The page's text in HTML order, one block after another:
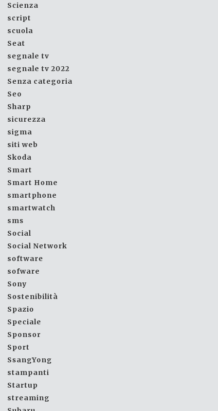
Scienza
script
scuola
Seat
segnale tv
segnale tv 2022
Senza categoria
Seo
Sharp
sicurezza
sigma
siti web
Skoda
Smart
Smart Home
smartphone
smartwatch
sms
Social
Social Network
software
sofware
Sony
Sostenibilità
Spazio
Speciale
Sponsor
Sport
SsangYong
stampanti
Startup
streaming